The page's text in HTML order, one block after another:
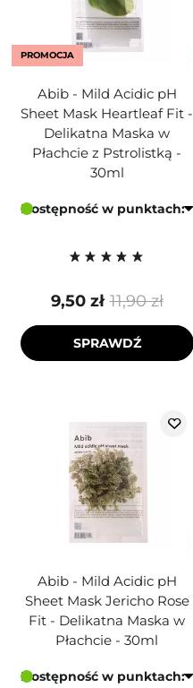
PROMOCJA
Abib - Mild Acidic pH
Sheet Mask Heartleaf Fit -
Delikatna Maska w
Płachcie z Pstrolistką -
30ml
Dostępność w punktach:
11,90 zł
9,50 zł
SPRAWDŹ
Abib - Mild Acidic pH
Sheet Mask Jericho Rose
Fit - Delikatna Maska w
Płachcie - 30ml
Dostępność w punktach: